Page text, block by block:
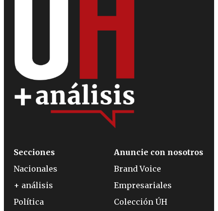
Secciones
Nacionales
+ análisis
Política
Anuncie con nosotros
Brand Voice
Empresariales
Colección ÚH